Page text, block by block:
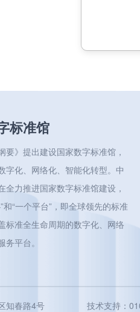
标准馆
要》提出建设国家数字标准馆，
字化、网络化、智能化转型。中
全力推进国家数字标准馆建设，
和“一个平台”，即全球领先的标准
标准全生命周期的数字化、网络
平台。
知春路4号 技术支持：